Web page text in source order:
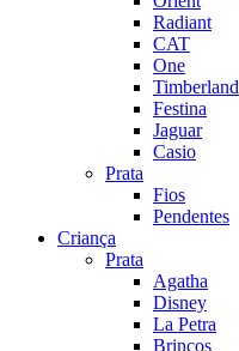
Radiant
CAT
One
Timberland
Festina
Jaguar
Casio
Prata
Fios
Pendentes
Criança
Prata
Agatha
Disney
La Petra
Brincos